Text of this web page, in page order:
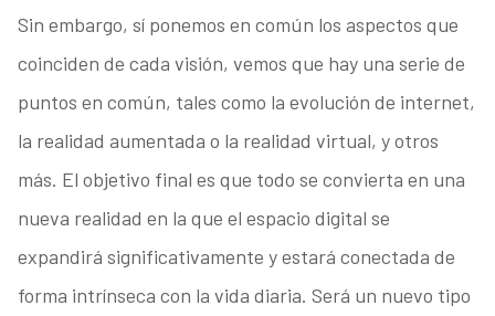
Sin embargo, sí ponemos en común los aspectos que
coinciden de cada visión, vemos que hay una serie de
puntos en común, tales como la evolución de internet,
la realidad aumentada o la realidad virtual, y otros
más. El objetivo final es que todo se convierta en una
nueva realidad en la que el espacio digital se
expandirá significativamente y estará conectada de
forma intrínseca con la vida diaria. Será un nuevo tipo